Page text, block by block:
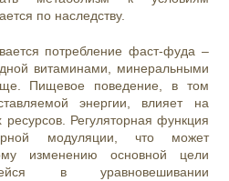
по наследству.
потребление фаст-фуда –
витаминами, минеральными
Пищевое поведение, в том
энергии, влияет на
ресурсов. Регуляторная функция
модуляции, что может
изменению основной цели
в уравновешивании